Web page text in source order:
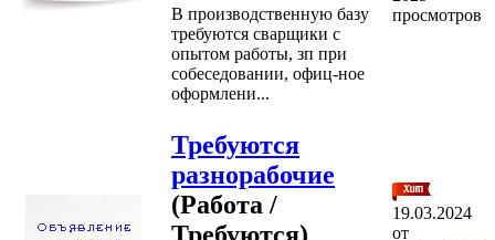
В производственную базу
требуются сварщики с
опытом работы, зп при
собеседовании, офиц-ное
оформлени...
просмотров
Требуются
разнорабочие
(Работа /
Требуются)
19.03.2024
от